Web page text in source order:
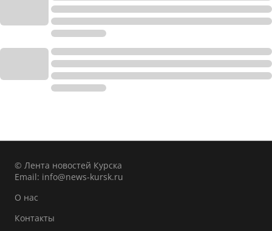
© Лента новостей Курска
Email: info@news-kursk.ru
О нас
Контакты